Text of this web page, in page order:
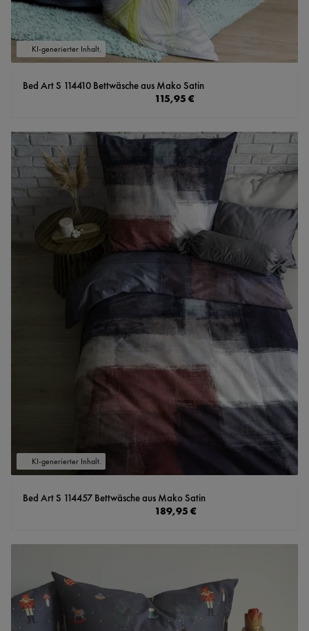
KI-generierter Inhalt.
Bed Art S 114410 Bettwäsche aus Mako Satin
Regulärer Preis:
115,95 €
KI-generierter Inhalt.
Bed Art S 114457 Bettwäsche aus Mako Satin
Regulärer Preis:
189,95 €